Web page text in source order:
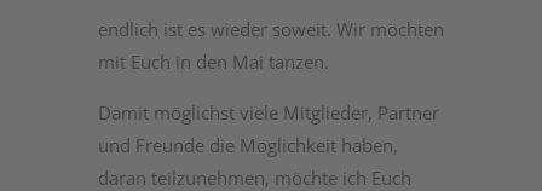
endlich ist es wieder soweit. Wir möchten
mit Euch in den Mai tanzen.
Damit möglichst viele Mitglieder, Partner
und Freunde die Möglichkeit haben,
daran teilzunehmen, möchte ich Euch